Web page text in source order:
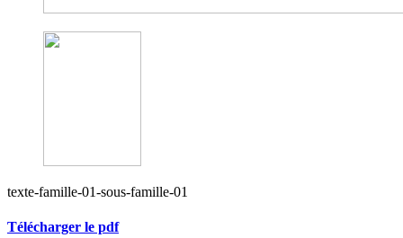
texte-famille-01-sous-famille-01
Télécharger le pdf